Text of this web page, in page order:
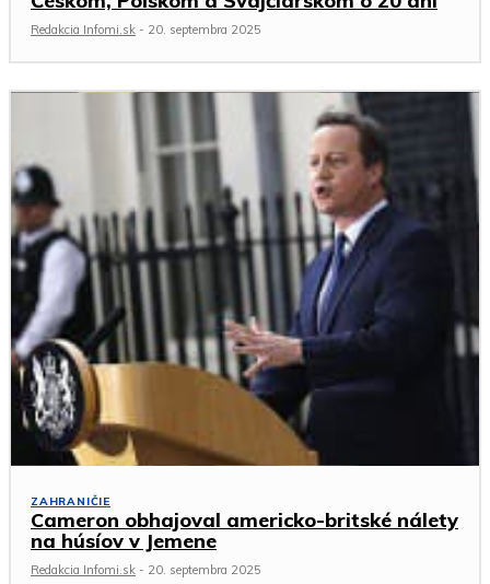
Redakcia Infomi.sk - 20. septembra 2025
ZAHRANIČIE
Cameron obhajoval americko-britské nálety
na húsíov v Jemene
Redakcia Infomi.sk - 20. septembra 2025